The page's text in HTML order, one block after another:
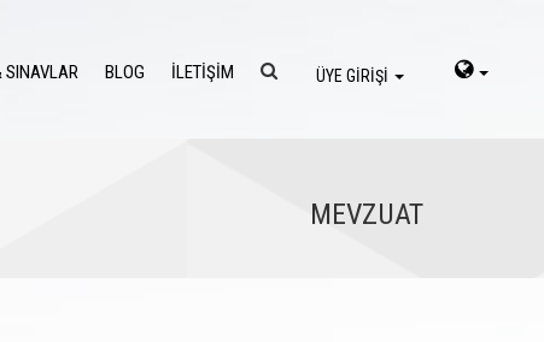
SINAVLAR BLOG İLETİŞİM ÜYE GİRİŞİ
MEVZUAT